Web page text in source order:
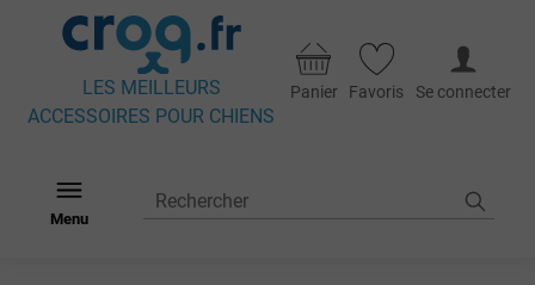
LES MEILLEURS
ACCESSOIRES POUR CHIENS
Panier Favoris Se connecter
Menu